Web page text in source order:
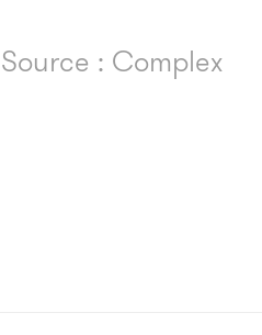
Source : Complex